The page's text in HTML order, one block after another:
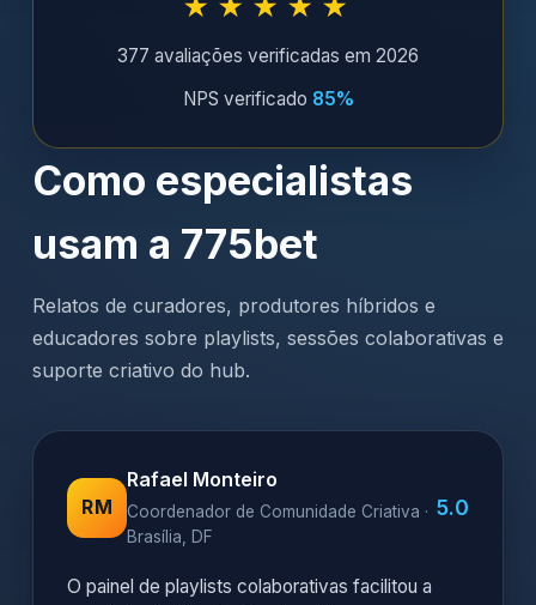
★★★★★
377 avaliações verificadas em 2026
NPS verificado 85%
Como especialistas
usam a 775bet
Relatos de curadores, produtores híbridos e
educadores sobre playlists, sessões colaborativas e
suporte criativo do hub.
RM
Rafael Monteiro
Coordenador de Comunidade Criativa ·
Brasília, DF
5.0
O painel de playlists colaborativas facilitou a